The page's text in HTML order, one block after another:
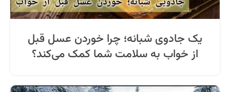
یک جادوی شبانه؛ چرا خوردن عسل قبل
از خواب به سلامت شما کمک می‌کند؟